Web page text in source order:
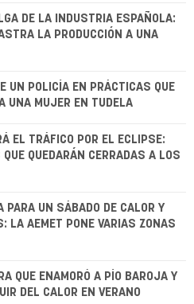
DE LA INDUSTRIA ESPAÑOLA:
LA PRODUCCIÓN A UNA
UN POLICÍA EN PRÁCTICAS QUE
UNA MUJER EN TUDELA
EL TRÁFICO POR EL ECLIPSE:
QUEDARÁN CERRADAS A LOS
PARA UN SÁBADO DE CALOR Y
LA AEMET PONE VARIAS ZONAS
QUE ENAMORÓ A PÍO BAROJA Y
DEL CALOR EN VERANO